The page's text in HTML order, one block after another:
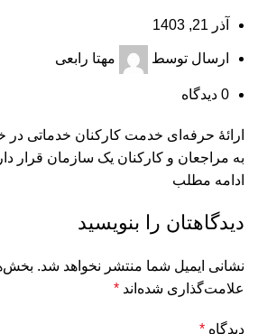
آذر 21, 1403
ارسال توسط مهتا رابعی
0 دیدگاه
ارائۀ حرفه‌ای خدمت کارکنان خدماتی
به مراجعان و کارکنان یک سازمان قرار
ادامه مطلب
دیدگاهتان را بنویسید
نشانی ایمیل شما منتشر نخواهد شد.
علامت‌گذاری شده‌اند *
دیدگاه *